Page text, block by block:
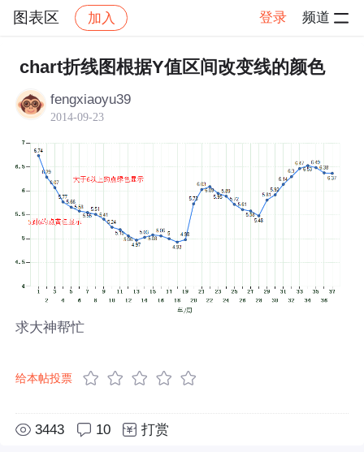
图表区 加入 登录 频道
社区 图表区 帖子详情
chart折线图根据Y值区间改变线的颜色
fengxiaoyu39
2014-09-23
求大神帮忙
给本帖投票
3443 10 打赏